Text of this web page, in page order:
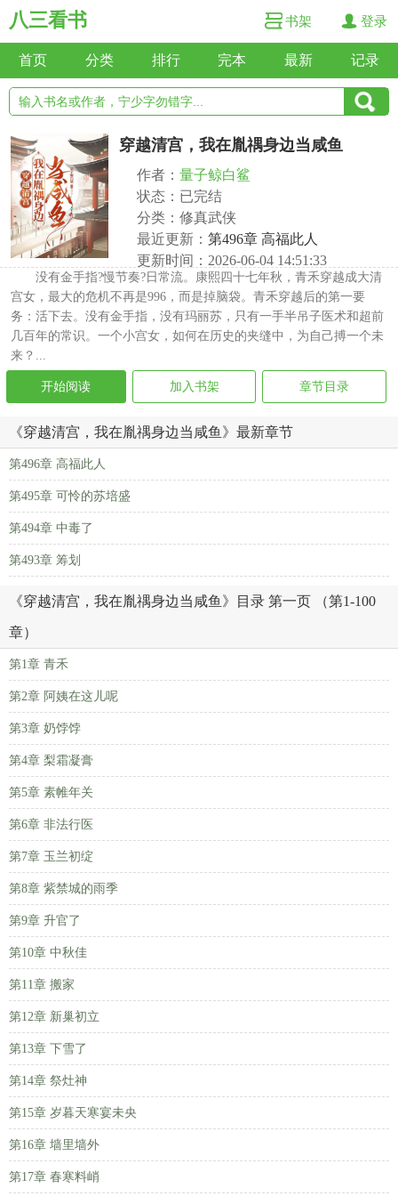
八三看书 书架 登录
首页 分类 排行 完本 最新 记录
穿越清宫，我在胤禑身边当咸鱼
作者： 量子鲸白鲨
状态：已完结
分类：修真武侠
最近更新： 第496章 高福此人
更新时间：2026-06-04 14:51:33
没有金手指?慢节奏?日常流。康熙四十七年秋，青禾穿越成大清
宫女，最大的危机不再是996，而是掉脑袋。青禾穿越后的第一要
务：活下去。没有金手指，没有玛丽苏，只有一手半吊子医术和超前
几百年的常识。一个小宫女，如何在历史的夹缝中，为自己搏一个未
来？...
开始阅读 加入书架 章节目录
《穿越清宫，我在胤禑身边当咸鱼》最新章节
第496章 高福此人
第495章 可怜的苏培盛
第494章 中毒了
第493章 筹划
《穿越清宫，我在胤禑身边当咸鱼》目录 第一页 （第1-100
章）
第1章 青禾
第2章 阿姨在这儿呢
第3章 奶饽饽
第4章 梨霜凝膏
第5章 素帷年关
第6章 非法行医
第7章 玉兰初绽
第8章 紫禁城的雨季
第9章 升官了
第10章 中秋佳
第11章 搬家
第12章 新巢初立
第13章 下雪了
第14章 祭灶神
第15章 岁暮天寒宴未央
第16章 墙里墙外
第17章 春寒料峭